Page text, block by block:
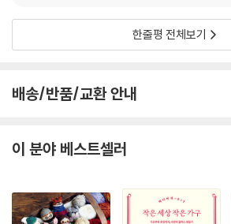
한줄평 전체보기
배송/반품/교환 안내
이 분야 베스트셀러